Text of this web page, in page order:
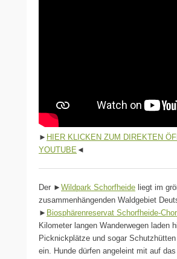
► HIER KLICKEN ZUM DIREKTEN
YOUTUBE ◄
Der ► Wildpark Schorfheide liegt im
zusammenhängenden Waldgebiet
► Biosphärenreservat Schorfheide-
Kilometer langen Wanderwegen laden
Picknickplätze und sogar
ein. Hunde dürfen angeleint mit auf das